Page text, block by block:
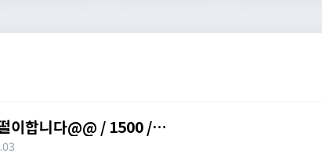
이합니다@@ / 1500 /
/ https://open.kakao.com/o/